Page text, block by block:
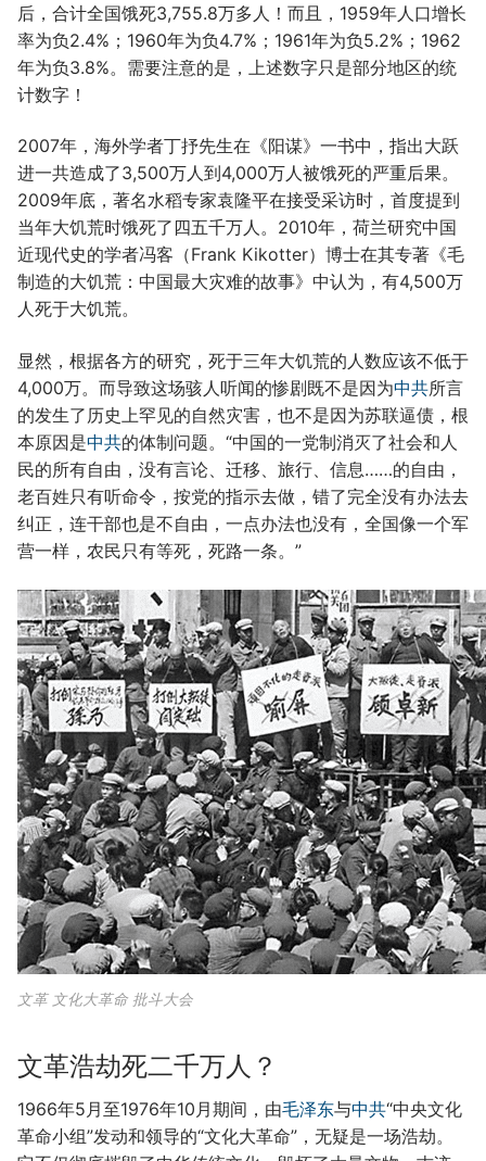
后，合计全国饿死3,755.8万多人！而且，1959年人口增长
率为负2.4%；1960年为负4.7%；1961年为负5.2%；1962
年为负3.8%。需要注意的是，上述数字只是部分地区的统
计数字！
2007年，海外学者丁抒先生在《阳谋》一书中，指出大跃
进一共造成了3,500万人到4,000万人被饿死的严重后果。
2009年底，著名水稻专家袁隆平在接受采访时，首度提到
当年大饥荒时饿死了四五千万人。2010年，荷兰研究中国
近现代史的学者冯客（Frank Kikotter）博士在其专著《毛
制造的大饥荒：中国最大灾难的故事》中认为，有4,500万
人死于大饥荒。
显然，根据各方的研究，死于三年大饥荒的人数应该不低于
4,000万。而导致这场骇人听闻的惨剧既不是因为中共所言
的发生了历史上罕见的自然灾害，也不是因为苏联逼债，根
本原因是中共的体制问题。“中国的一党制消灭了社会和人
民的所有自由，没有言论、迁移、旅行、信息……的自由，
老百姓只有听命令，按党的指示去做，错了完全没有办法去
纠正，连干部也是不自由，一点办法也没有，全国像一个军
营一样，农民只有等死，死路一条。”
文革 文化大革命 批斗大会
文革浩劫死二千万人？
1966年5月至1976年10月期间，由毛泽东与中共“中央文化
革命小组”发动和领导的“文化大革命”，无疑是一场浩劫。